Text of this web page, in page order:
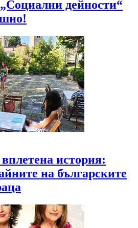
дейности“
история:
на българските